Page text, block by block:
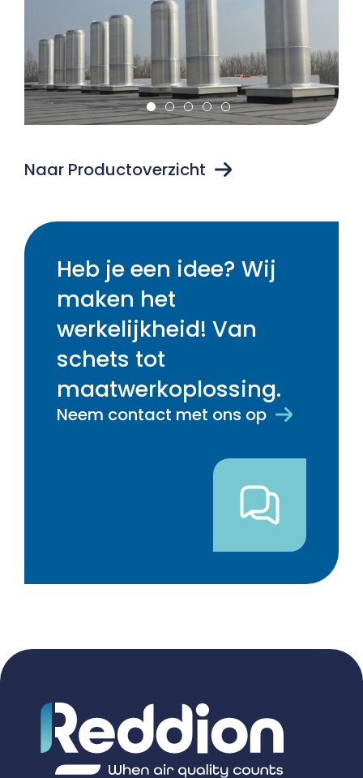
Naar Productoverzicht
Heb je een idee? Wij
maken het
werkelijkheid! Van
schets tot
maatwerkoplossing.
Neem contact met ons op